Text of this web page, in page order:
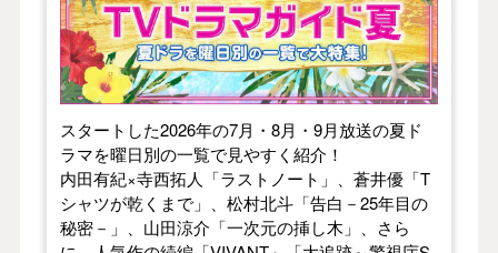
スタートした2026年の7月・8月・9月放送の夏ド
ラマを曜日別の一覧で見やすく紹介！
内田有紀×寺西拓人「ラストノート」、蒼井優「T
シャツが乾くまで」、松村北斗「告白－25年目の
秘密－」、山田涼介「一次元の挿し木」、さら